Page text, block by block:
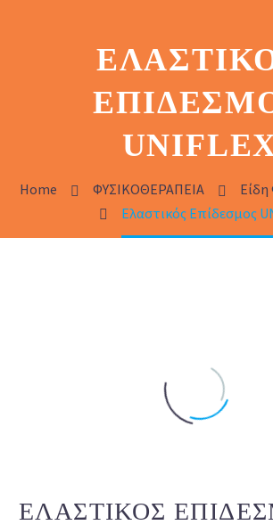
Home ΦΥΣΙΚΟΘΕΡΑΠΕΙΑ
Είδη
Ελαστικός Επίδεσμος
ΕΛΑΣΤΙΚΌΣ